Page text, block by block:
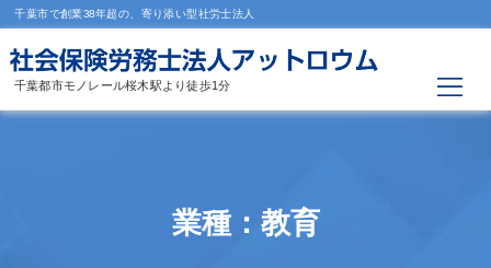
千葉市で創業38年超の、寄り添い型社労士法人
千葉都市モノレール桜木駅より徒歩1分
業種：教育